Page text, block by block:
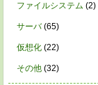
ファイルシステム (2)
サーバ(65)
仮想化 (22)
その他 (32)